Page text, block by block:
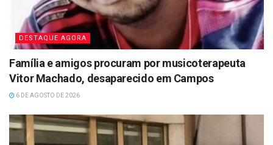
DESTAQUE AGORA
Família e amigos procuram por musicoterapeuta
Vitor Machado, desaparecido em Campos
6 DE AGOSTO DE 2026